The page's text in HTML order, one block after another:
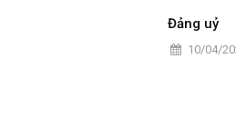
Đảng uỷ
10/04/